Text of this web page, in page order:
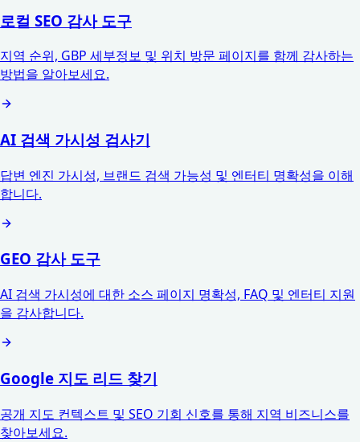
로컬 SEO 감사 도구
지역 순위, GBP 세부정보 및 위치 방문 페이지를 함께 감사하는
방법을 알아보세요.
AI 검색 가시성 검사기
답변 엔진 가시성, 브랜드 검색 가능성 및 엔터티 명확성을 이해
합니다.
GEO 감사 도구
AI 검색 가시성에 대한 소스 페이지 명확성, FAQ 및 엔터티 지원
을 감사합니다.
Google 지도 리드 찾기
공개 지도 컨텍스트 및 SEO 기회 신호를 통해 지역 비즈니스를
찾아보세요.